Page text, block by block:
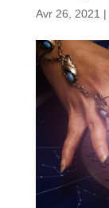
Avr 26, 2021 |